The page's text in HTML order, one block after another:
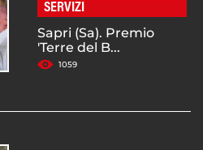
SERVIZI
Sapri (Sa). Premio
'Terre del B...
1059